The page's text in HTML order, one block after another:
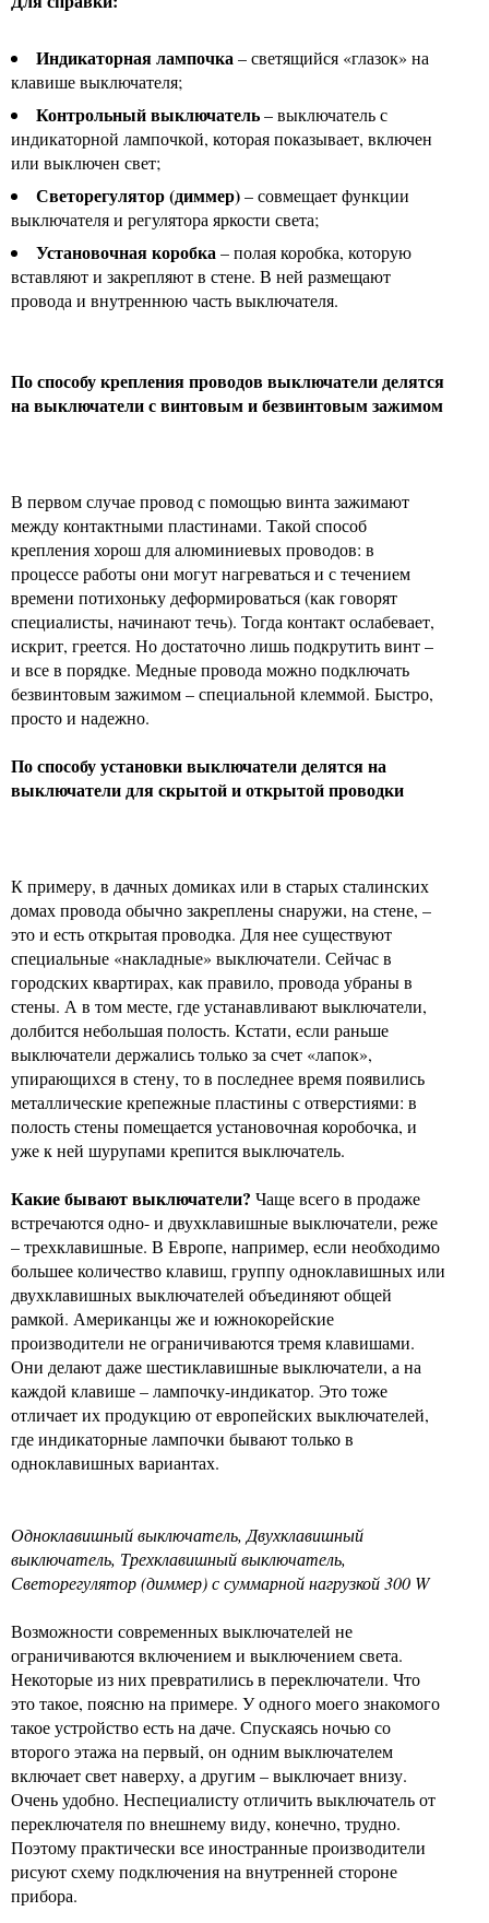
Индикаторная лампочка– светящийся «глазок» на
клавише выключателя;
Контрольный выключатель– выключатель с
индикаторной лампочкой, которая показывает, включен
или выключен свет;
Светорегулятор (диммер)– совмещает функции
выключателя и регулятора яркости света;
Установочная коробка– полая коробка, которую
вставляют и закрепляют в стене. В ней размещают
провода и внутреннюю часть выключателя.
По способу крепления проводов выключатели делятся
на выключатели с винтовым и безвинтовым зажимом
В первом случае провод с помощью винта зажимают
между контактными пластинами. Такой способ
крепления хорош для алюминиевых проводов: в
процессе работы они могут нагреваться и с течением
времени потихоньку деформироваться (как говорят
специалисты, начинают течь). Тогда контакт ослабевает,
искрит, греется. Но достаточно лишь подкрутить винт –
и все в порядке. Медные провода можно подключать
безвинтовым зажимом – специальной клеммой. Быстро,
просто и надежно.
По способу установки выключатели делятся на
выключатели для скрытой и открытой проводки
К примеру, в дачных домиках или в старых сталинских
домах провода обычно закреплены снаружи, на стене, –
это и есть открытая проводка. Для нее существуют
специальные «накладные» выключатели. Сейчас в
городских квартирах, как правило, провода убраны в
стены. А в том месте, где устанавливают выключатели,
долбится небольшая полость. Кстати, если раньше
выключатели держались только за счет «лапок»,
упирающихся в стену, то в последнее время появились
металлические крепежные пластины с отверстиями: в
полость стены помещается установочная коробочка, и
уже к ней шурупами крепится выключатель.
Какие бывают выключатели? Чаще всего в продаже
встречаются одно- и двухклавишные выключатели, реже
– трехклавишные. В Европе, например, если необходимо
большее количество клавиш, группу одноклавишных или
двухклавишных выключателей объединяют общей
рамкой. Американцы же и южнокорейские
производители не ограничиваются тремя клавишами.
Они делают даже шестиклавишные выключатели, а на
каждой клавише – лампочку-индикатор. Это тоже
отличает их продукцию от европейских выключателей,
где индикаторные лампочки бывают только в
одноклавишных вариантах.
Одноклавишный выключатель, Двухклавишный
выключатель, Трехклавишный выключатель,
Светорегулятор (диммер) с суммарной нагрузкой 300 W
Возможности современных выключателей не
ограничиваются включением и выключением света.
Некоторые из них превратились в переключатели. Что
это такое, поясню на примере. У одного моего знакомого
такое устройство есть на даче. Спускаясь ночью со
второго этажа на первый, он одним выключателем
включает свет наверху, а другим – выключает внизу.
Очень удобно. Неспециалисту отличить выключатель от
переключателя по внешнему виду, конечно, трудно.
Поэтому практически все иностранные производители
рисуют схему подключения на внутренней стороне
прибора.